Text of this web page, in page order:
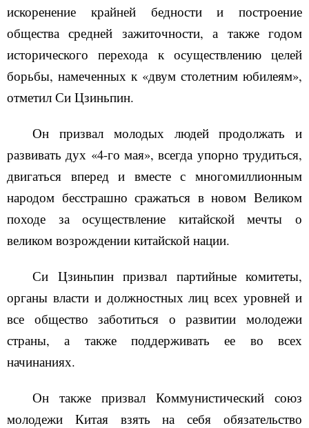
искоренение крайней бедности и построение
общества средней зажиточности, а также годом
исторического перехода к осуществлению целей
борьбы, намеченных к «двум столетним юбилеям»,
отметил Си Цзиньпин.
Он призвал молодых людей продолжать и
развивать дух «4-го мая», всегда упорно трудиться,
двигаться вперед и вместе с многомиллионным
народом бесстрашно сражаться в новом Великом
походе за осуществление китайской мечты о
великом возрождении китайской нации.
Си Цзиньпин призвал партийные комитеты,
органы власти и должностных лиц всех уровней и
все общество заботиться о развитии молодежи
страны, а также поддерживать ее во всех
начинаниях.
Он также призвал Коммунистический союз
молодежи Китая взять на себя обязательство